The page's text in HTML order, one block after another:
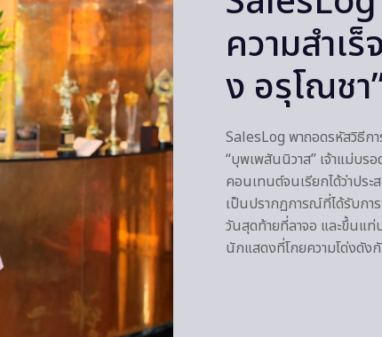
ความสำเ
ง อรุโณชา
SalesLog พาถอดรหัสวิธีก
“บุพเพสันนิวาส” เจ้าแม่บ
คอนเทนต์จนเรียกได้ว่าประ
เป็นปรากฏการณ์ที่ได้รับก
วันสุดท้ายที่ลาจอ และขึ้นแท่
นักแสดงที่โกยความโด่งดั